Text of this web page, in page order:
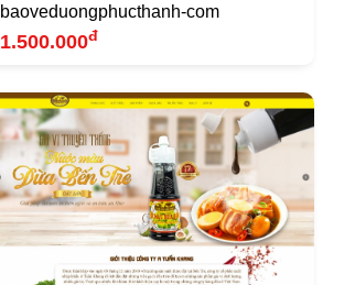
baoveduongphucthanh-com
1.500.000đ